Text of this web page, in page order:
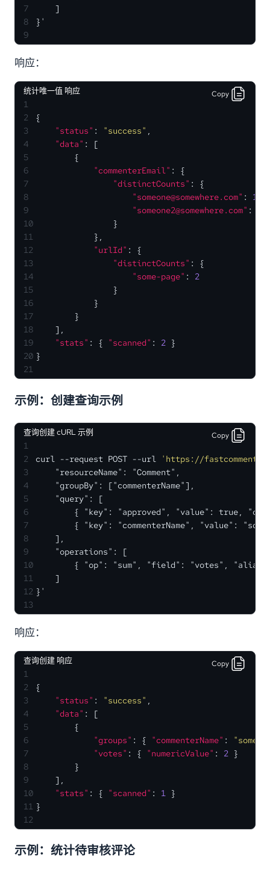
7
    ]
8
}'
9
响应：
统计唯一值 响应 Copy
1
2
{
3
"status" : "success" ,
4
"data" :
[
5
{
6
"commenterEmail" :
{
7
"distinctCounts" :
{
8
"someone@somewhere.com" : 1
9
"someone2@somewhere.com" :
10
}
11
} ,
12
"urlId" :
{
13
"distinctCounts" :
{
14
"some-page" :
2
15
}
16
}
17
}
18
] ,
19
"stats" : { "scanned" : 2 }
20 }
21
示例：创建查询示例
查询创建 cURL 示例 Copy
1
2
curl --request POST --url
'https://
3
    "resourceName": "Comment",
4
    "groupBy": ["commenterName"],
5
    "query": [
6
{ "key": "approved", "value": true,
7
{ "key": "commenterName", "value":
8
    ],
9
    "operations": [
10
{ "op": "sum", "field": "votes",
11
    ]
12 }'
13
响应：
查询创建 响应 Copy
1
2
{
3
"status" : "success"
4
"data" :
[
5
{
6
"groups" : { "commenterName" :
"some-
7
"votes" : { "numericValue" : 2
}
8
}
9
]
10
"stats" : { "scanned" : 1
}
11 }
12
示例：统计待审核评论